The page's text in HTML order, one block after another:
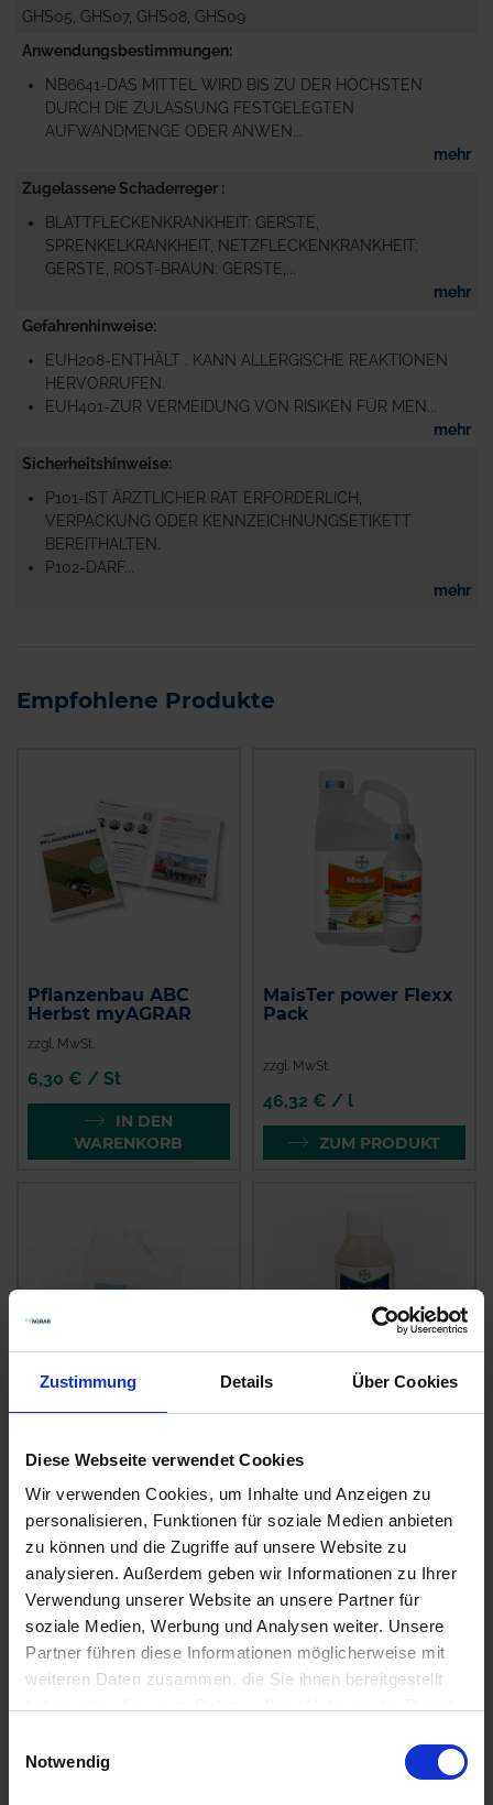
Zustimmung Details Über Cookies
Diese Webseite verwendet Cookies
Wir verwenden Cookies, um Inhalte und Anzeigen zu
personalisieren, Funktionen für soziale Medien anbieten
zu können und die Zugriffe auf unsere Website zu
analysieren. Außerdem geben wir Informationen zu Ihrer
Verwendung unserer Website an unsere Partner für
soziale Medien, Werbung und Analysen weiter. Unsere
Partner führen diese Informationen möglicherweise mit
weiteren Daten zusammen, die Sie ihnen bereitgestellt
Notwendig
GHS05, GHS07, GHS08, GHS09
Anwendungsbestimmungen
NB6641-DAS MITTEL WIRD BIS ZU DER HÖCHSTEN
DURCH DIE ZULASSUNG FESTGELEGTEN
AUFWANDMENGE ODER ANWEN...
mehr
Zugelassene Schaderreger
BLATTFLECKENKRANKHEIT: GERSTE,
SPRENKELKRANKHEIT, NETZFLECKENKRANKHEIT:
GERSTE, ROST-BRAUN: GERSTE,...
mehr
Gefahrenhinweise
EUH208-ENTHÄLT . KANN ALLERGISCHE REAKTIONEN
HERVORRUFEN.
EUH401-ZUR VERMEIDUNG VON RISIKEN FÜR MEN...
mehr
Sicherheitshinweise
P101-IST ÄRZTLICHER RAT ERFORDERLICH,
VERPACKUNG ODER KENNZEICHNUNGSETIKETT
BEREITHALTEN.
P102-DARF...
mehr
Empfohlene Produkte
Pflanzenbau ABC
Herbst myAGRAR
zzgl. MwSt.
6,30 € / St
IN DEN
WARENKORB
MaisTer power Flexx
Pack
zzgl. MwSt.
46,32 € / l
ZUM PRODUKT
zzgl. MwSt.
14,96 € / l
ZUM PRODUKT
zzgl. MwSt.
64,67 € / l
ZUM PRODUKT
Ähnliche Produkte